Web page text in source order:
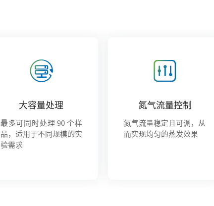
大容量处理
最多可同时处理 90 个样
品，适用于不同规模的实
验需求
氮气流量控制
氮气流量稳定且可调，从
而实现均匀的蒸发效果